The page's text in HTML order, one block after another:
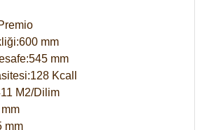
mm
mm
Kcall
M2/Dilim
mm